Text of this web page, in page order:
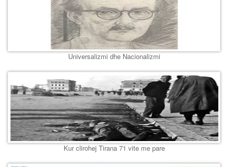
Universalizmi dhe Nacionalizmi
Kur clirohej Tirana 71 vite me pare